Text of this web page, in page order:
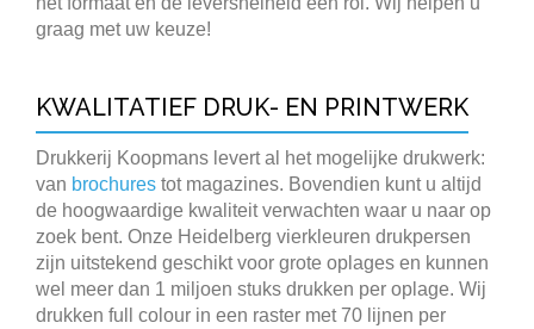
graag met uw keuze!
KWALITATIEF DRUK- EN PRINTWERK
Drukkerij Koopmans levert al het mogelijke drukwerk:
van brochures tot magazines. Bovendien kunt u altijd
de hoogwaardige kwaliteit verwachten waar u naar op
zoek bent. Onze Heidelberg vierkleuren drukpersen
zijn uitstekend geschikt voor grote oplages en kunnen
wel meer dan 1 miljoen stuks drukken per oplage. Wij
drukken full colour in een raster met 70 lijnen per